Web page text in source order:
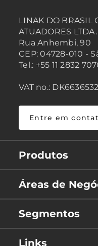
LINAK DO BRASIL
ATUADORES LTDA.
Rua Anhembi, 90
CEP: 04728-010 -
Tel.: +55 11 2832
VAT no.:
Entre em
Produtos
Áreas de
Segmentos
Links